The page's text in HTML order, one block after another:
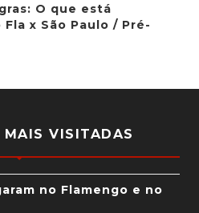
O que está
x São Paulo / Pré-
MAIS VISITADAS
no Flamengo e no